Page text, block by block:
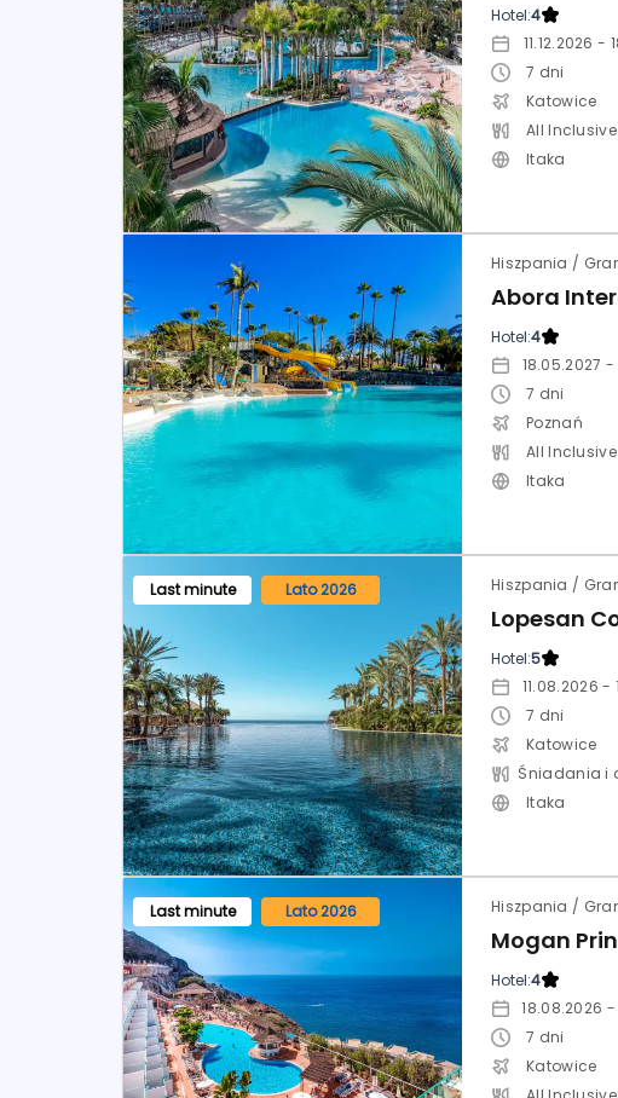
Hotel:4
7 dni
Katowice
All Inclusive
Itaka
Hotel:4
7 dni
Poznań
All Inclusive
Itaka
Last minute Lato 2026
Hotel:5
7 dni
Katowice
Itaka
Last minute Lato 2026
Hotel:4
7 dni
Katowice